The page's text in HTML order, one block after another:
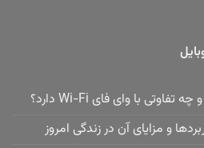
و مزایای آن در زندگی امروز